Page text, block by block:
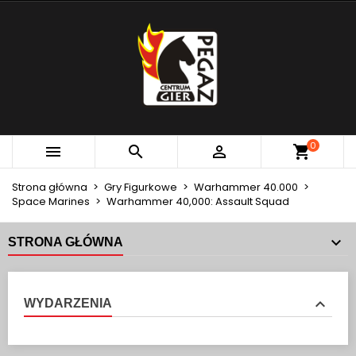
   0
Strona główna Gry Figurkowe
Warhammer 40.000
Space Marines
Warhammer 40,000: Assault Squad
STRONA GŁÓWNA
WYDARZENIA
MOJE LISTY ŻYCZEŃ
Utwórz nową listę
UTWÓRZ LISTĘ ŻYCZEŃ
Utwórz listę życzeń
ZALOGUJ SIĘ
MUSISZ BYĆ ZALOGOWANY BY ZAPISAĆ PRODUKTY
NA SWOJEJ LIŚCIE ŻYCZEŃ.
Anuluj Zaloguj się